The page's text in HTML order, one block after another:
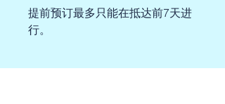
提前预订最多只能在抵达前7天进
行。